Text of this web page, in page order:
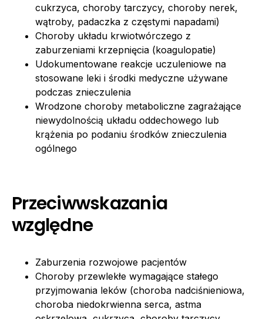
cukrzyca, choroby tarczycy, choroby nerek,
wątroby, padaczka z częstymi napadami)
Choroby układu krwiotwórczego z
zaburzeniami krzepnięcia (koagulopatie)
Udokumentowane reakcje uczuleniowe na
stosowane leki i środki medyczne używane
podczas znieczulenia
Wrodzone choroby metaboliczne zagrażające
niewydolnością układu oddechowego lub
krążenia po podaniu środków znieczulenia
ogólnego
Przeciwwskazania
względne
Zaburzenia rozwojowe pacjentów
Choroby przewlekłe wymagające stałego
przyjmowania leków (choroba nadciśnieniowa,
choroba niedokrwienna serca, astma